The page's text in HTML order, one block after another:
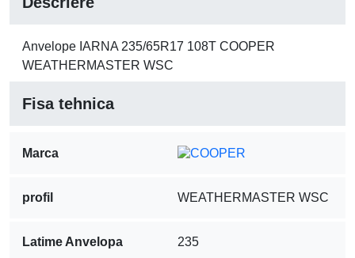
Anvelope IARNA 235/65R17 108T COOPER
WEATHERMASTER WSC
Fisa tehnica
Marca
profil WEATHERMASTER WSC
Latime Anvelopa 235